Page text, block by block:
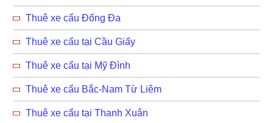
Thuê xe cẩu Đống Đa
Thuê xe cẩu tại Cầu Giấy
Thuê xe cẩu tại Mỹ Đình
Thuê xe cẩu Bắc-Nam Từ Liêm
Thuê xe cẩu tại Thanh Xuân